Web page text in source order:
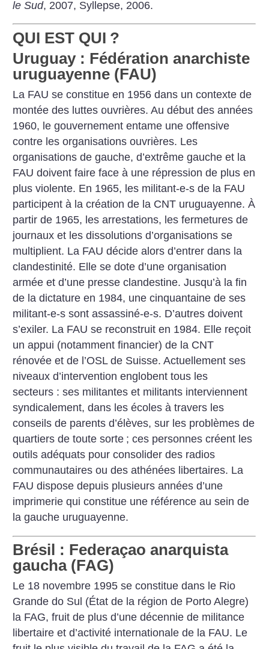
le Sud, 2007, Syllepse, 2006.
QUI EST QUI ?
Uruguay : Fédération anarchiste
uruguayenne (FAU)
La FAU se constitue en 1956 dans un contexte de
montée des luttes ouvrières. Au début des années
1960, le gouvernement entame une offensive
contre les organisations ouvrières. Les
organisations de gauche, d’extrême gauche et la
FAU doivent faire face à une répression de plus en
plus violente. En 1965, les militant-e-s de la FAU
participent à la création de la CNT uruguayenne. À
partir de 1965, les arrestations, les fermetures de
journaux et les dissolutions d’organisations se
multiplient. La FAU décide alors d’entrer dans la
clandestinité. Elle se dote d’une organisation
armée et d’une presse clandestine. Jusqu’à la fin
de la dictature en 1984, une cinquantaine de ses
militant-e-s sont assassiné-e-s. D’autres doivent
s’exiler. La FAU se reconstruit en 1984. Elle reçoit
un appui (notamment financier) de la CNT
rénovée et de l’OSL de Suisse. Actuellement ses
niveaux d’intervention englobent tous les
secteurs : ses militantes et militants interviennent
syndicalement, dans les écoles à travers les
conseils de parents d’élèves, sur les problèmes de
quartiers de toute sorte ; ces personnes créent les
outils adéquats pour consolider des radios
communautaires ou des athénées libertaires. La
FAU dispose depuis plusieurs années d’une
imprimerie qui constitue une référence au sein de
la gauche uruguayenne.
Brésil : Federaçao anarquista
gaucha (FAG)
Le 18 novembre 1995 se constitue dans le Rio
Grande do Sul (État de la région de Porto Alegre)
la FAG, fruit de plus d’une décennie de militance
libertaire et d’activité internationale de la FAU. Le